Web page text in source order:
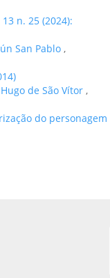
n. 25 (2024):
San Pablo ,
de São Vítor ,
do personagem